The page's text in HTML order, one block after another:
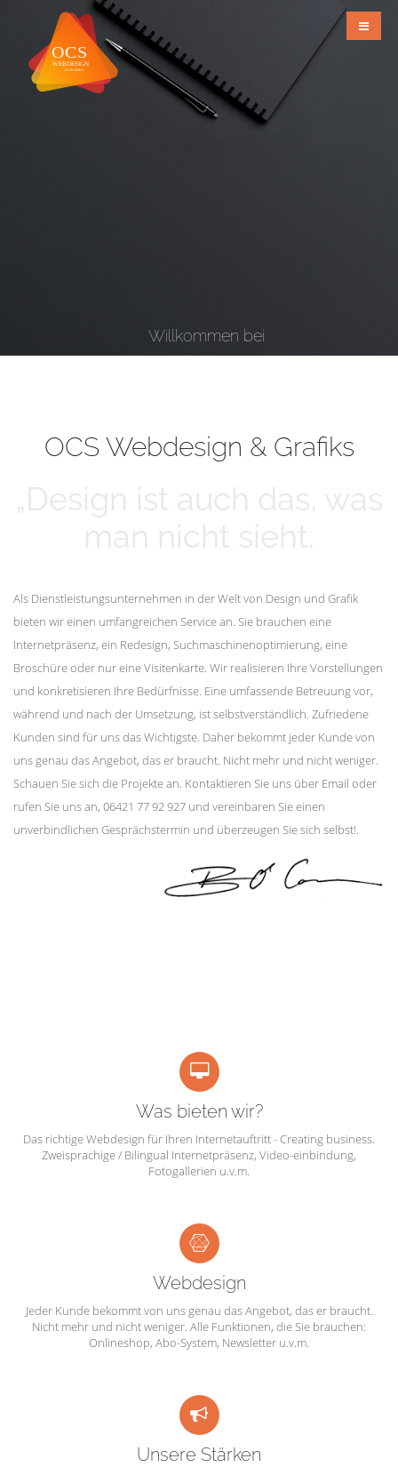
Willkommen bei
OCS Webdesign & Grafiks
Als Dienstleistungsunternehmen in der Welt von Design und Grafik
bieten wir einen umfangreichen Service an. Sie brauchen eine
Internetpräsenz, ein Redesign, Suchmaschinenoptimierung, eine
Broschüre oder nur eine Visitenkarte. Wir realisieren Ihre Vorstellungen
und konkretisieren Ihre Bedürfnisse. Eine umfassende Betreuung vor,
während und nach der Umsetzung, ist selbstverständlich. Zufriedene
Kunden sind für uns das Wichtigste. Daher bekommt jeder Kunde von
uns genau das Angebot, das er braucht. Nicht mehr und nicht weniger.
Schauen Sie sich die Projekte an. Kontaktieren Sie uns über Email oder
rufen Sie uns an, 06421 77 92 927 und vereinbaren Sie einen
unverbindlichen Gesprächstermin und überzeugen Sie sich selbst!.
Was bieten wir?
Das richtige Webdesign für Ihren Internetauftritt - Creating business.
Zweisprachige / Bilingual Internetpräsenz, Video-einbindung,
Fotogallerien u.v.m.
Webdesign
Jeder Kunde bekommt von uns genau das Angebot, das er braucht.
Nicht mehr und nicht weniger. Alle Funktionen, die Sie brauchen:
Onlineshop, Abo-System, Newsletter u.v.m.
Unsere Stärken